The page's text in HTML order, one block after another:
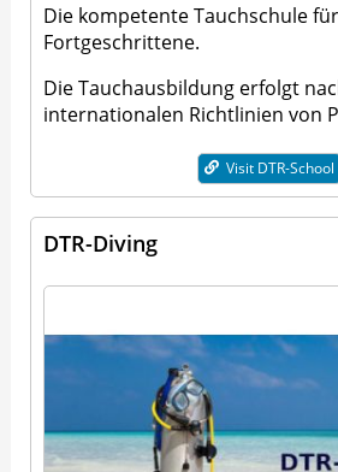
Die kompetente Tauchschule
Fortgeschrittene.
Die Tauchausbildung erfolgt
internationalen Richtlinien von
Visit DTR-School
DTR-Diving